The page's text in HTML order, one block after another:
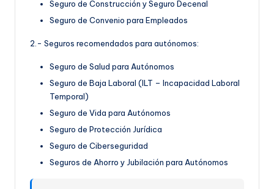
Seguro de Construcción y Seguro Decenal
Seguro de Convenio para Empleados
2.- Seguros recomendados para autónomos:
Seguro de Salud para Autónomos
Seguro de Baja Laboral (ILT – Incapacidad Laboral
Temporal)
Seguro de Vida para Autónomos
Seguro de Protección Jurídica
Seguro de Ciberseguridad
Seguros de Ahorro y Jubilación para Autónomos